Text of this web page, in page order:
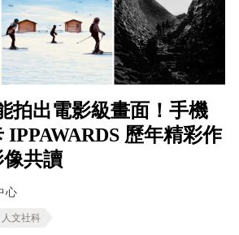
拍出電影級畫面！手機
IPPAWARDS 歷年精彩作
共讀
心
人文社科